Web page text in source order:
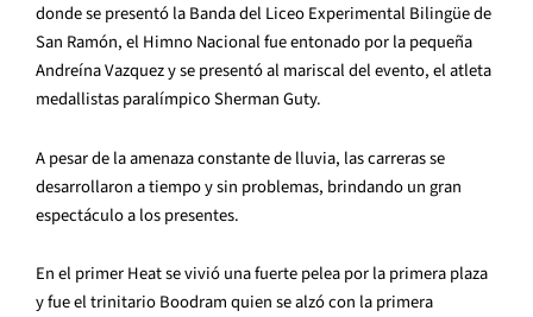
donde se presentó la Banda del Liceo Experimental Bilingüe de
San Ramón, el Himno Nacional fue entonado por la pequeña
Andreína Vazquez y se presentó al mariscal del evento, el atleta
medallistas paralímpico Sherman Guty.
A pesar de la amenaza constante de lluvia, las carreras se
desarrollaron a tiempo y sin problemas, brindando un gran
espectáculo a los presentes.
En el primer Heat se vivió una fuerte pelea por la primera plaza
y fue el trinitario Boodram quien se alzó con la primera